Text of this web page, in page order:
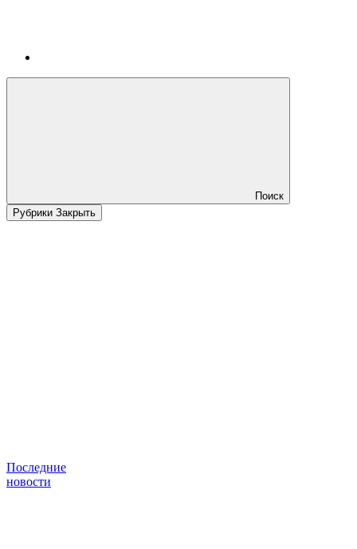
Поиск
Рубрики Закрыть
Последние
новости